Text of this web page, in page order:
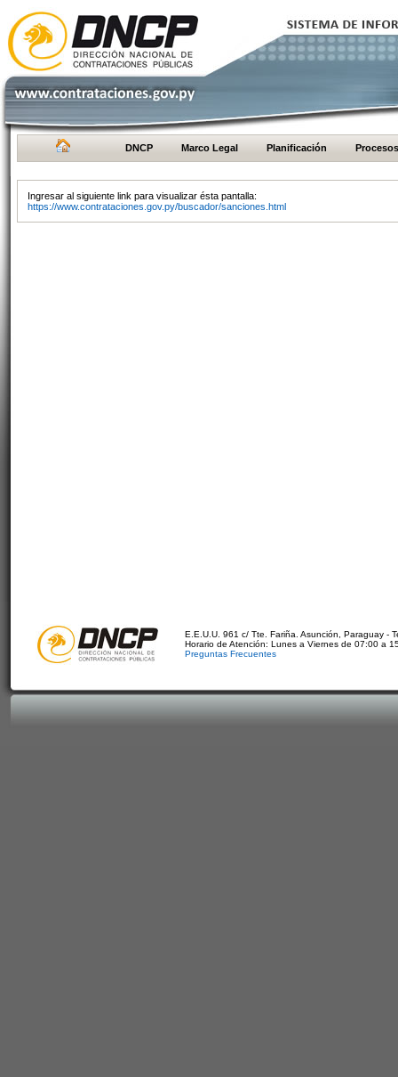
DNCP Marco Legal Planificación Procesos
Ingresar al siguiente link para visualizar ésta pantalla:
https://www.contrataciones.gov.py/buscador/sanciones.html
E.E.U.U. 961 c/ Tte. Fariña. Asunción, Paraguay -
Horario de Atención: Lunes a Viernes de 07:00 a
Preguntas Frecuentes